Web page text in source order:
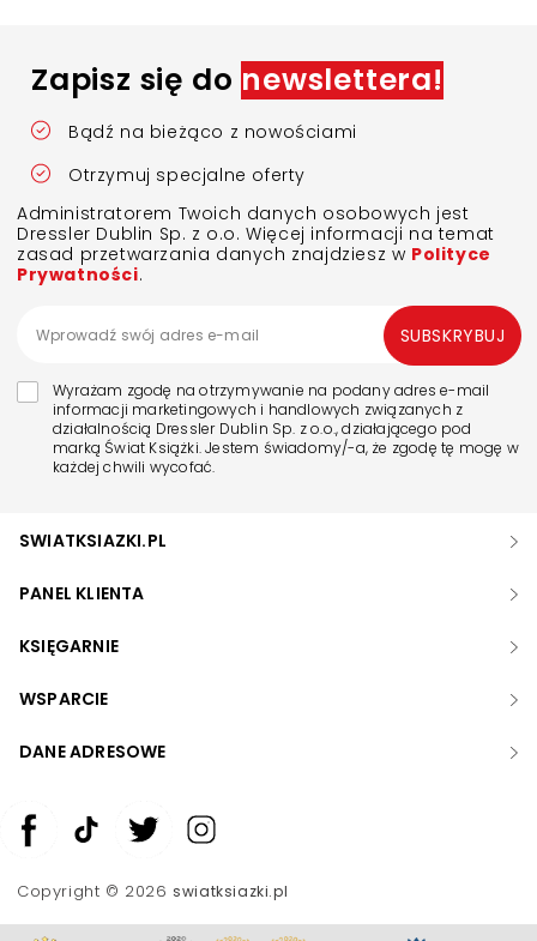
Zapisz się do newslettera!
Bądź na bieżąco z nowościami
Otrzymuj specjalne oferty
Administratorem Twoich danych osobowych jest
Dressler Dublin Sp. z o.o. Więcej informacji na temat
zasad przetwarzania danych znajdziesz w Polityce
Prywatności.
Wyrażam zgodę na otrzymywanie na podany adres e-mail
informacji marketingowych i handlowych związanych z
działalnością Dressler Dublin Sp. z o.o., działającego pod
marką Świat Książki. Jestem świadomy/-a, że zgodę tę mogę w
każdej chwili wycofać.
SUBSKRYBUJ
SWIATKSIAZKI.PL
PANEL KLIENTA
KSIĘGARNIE
WSPARCIE
DANE ADRESOWE
Copyright © 2026swiatksiazki.pl
Zwiększ rozmiar czcionki